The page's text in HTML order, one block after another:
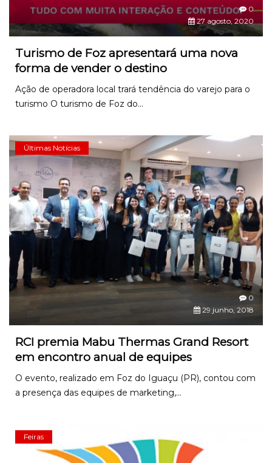
0
27 agosto, 2020
Turismo de Foz apresentará uma nova
forma de vender o destino
Ação de operadora local trará tendência do varejo para o
turismo O turismo de Foz do...
Últimas Notícias
0
29 junho, 2018
RCI premia Mabu Thermas Grand Resort
em encontro anual de equipes
O evento, realizado em Foz do Iguaçu (PR), contou com
a presença das equipes de marketing,...
Feiras